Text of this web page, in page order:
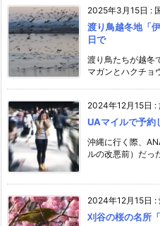
2025年3月15日 :
渡り鳥越冬地「
日で
渡り鳥たちが越冬
マガンとハクチョ
2024年12月15日 :
UAマイルで予約
沖縄に行く際、
ルの改悪前）だっ
2024年12月15日 :
刈谷の桜の名所